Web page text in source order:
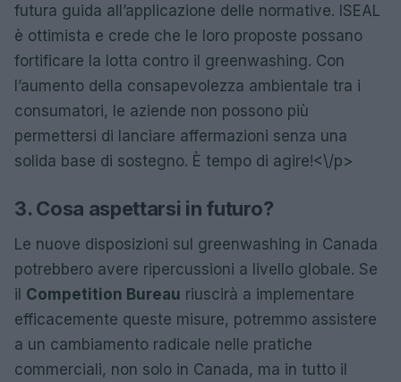
futura guida all’applicazione delle normative. ISEAL
è ottimista e crede che le loro proposte possano
fortificare la lotta contro il greenwashing. Con
l’aumento della consapevolezza ambientale tra i
consumatori, le aziende non possono più
permettersi di lanciare affermazioni senza una
solida base di sostegno. È tempo di agire!<\/p>
3. Cosa aspettarsi in futuro?
Le nuove disposizioni sul greenwashing in Canada
potrebbero avere ripercussioni a livello globale. Se
il Competition Bureau riuscirà a implementare
efficacemente queste misure, potremmo assistere
a un cambiamento radicale nelle pratiche
commerciali, non solo in Canada, ma in tutto il